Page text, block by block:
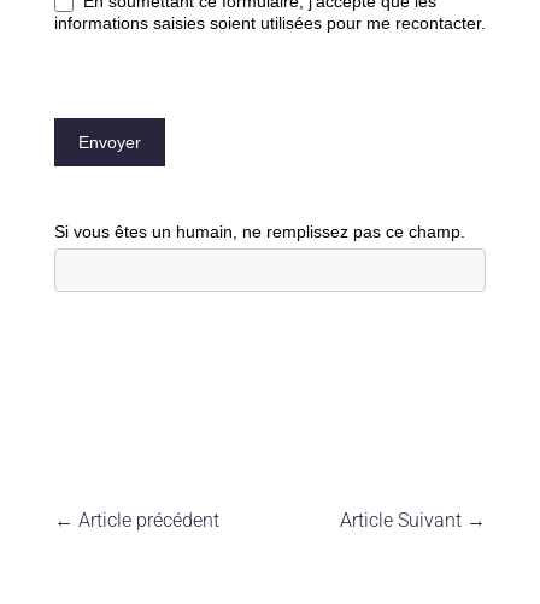
informations saisies soient utilisées pour me recontacter.
Envoyer
Si vous êtes un humain, ne remplissez pas ce champ.
← Article précédent Article Suivant →